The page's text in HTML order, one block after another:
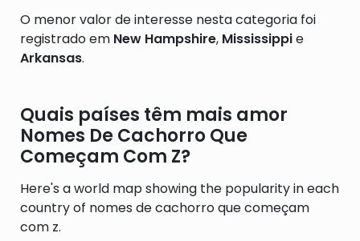
O menor valor de interesse nesta categoria foi
registrado em New Hampshire, Mississippie
Arkansas.
Quais países têm mais amor
Nomes De Cachorro Que
Começam Com Z?
Here's a world map showing the popularity in each
country of nomes de cachorro que começam
com z.